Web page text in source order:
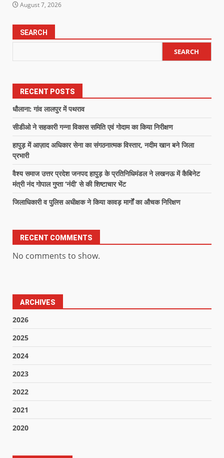
August 7, 2026
SEARCH
SEARCH
RECENT POSTS
धौलाना: गांव लालपुर में पथराव
सीडीओ ने सहकारी गन्ना विकास समिति एवं गोदाम का किया निरीक्षण
हापुड़ में आज़ाद अधिकार सेना का संगठनात्मक विस्तार, नदीम खान बने जिला
प्रभारी
वैश्य समाज उत्तर प्रदेश जनपद हापुड़ के प्रतिनिधिमंडल ने लखनऊ में कैबिनेट
मंत्री नंद गोपाल गुप्ता ‘नंदी’ से की शिष्टाचार भेंट
जिलाधिकारी व पुलिस अधीक्षक ने किया कावड़ मार्गों का औचक निरिक्षण
RECENT COMMENTS
No comments to show.
ARCHIVES
2026
2025
2024
2023
2022
2021
2020